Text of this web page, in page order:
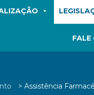
FALE
> Assistência